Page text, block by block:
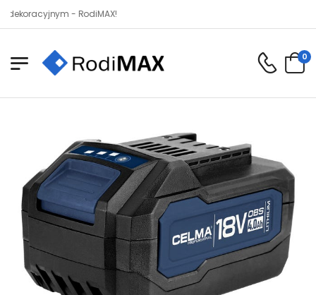
- RodiMAX!
0